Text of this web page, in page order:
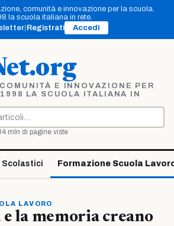
comunità e innovazione per la scuola.
la scuola italiana in rete.
Registrati Accedi
E INNOVAZIONE PER
LA SCUOLA ITALIANA IN
mln di pagine viste
Scolastici Formazione Scuola
LAVORO
la memoria creano